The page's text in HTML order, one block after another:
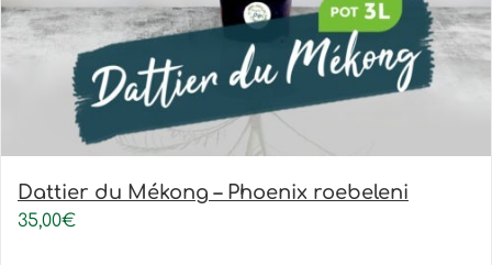
Dattier du Mékong – Phoenix roebeleni
35,00€